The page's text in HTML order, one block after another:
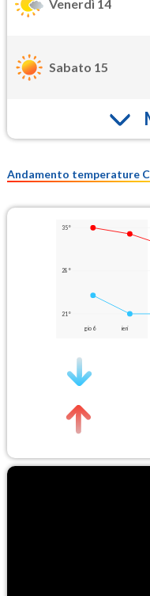
Venerdì 14
Sabato 15
Andamento temperature
35°
28°
21°
gio 6 ieri